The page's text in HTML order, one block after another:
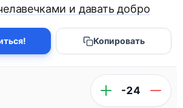
и давать добро
Копировать
-24